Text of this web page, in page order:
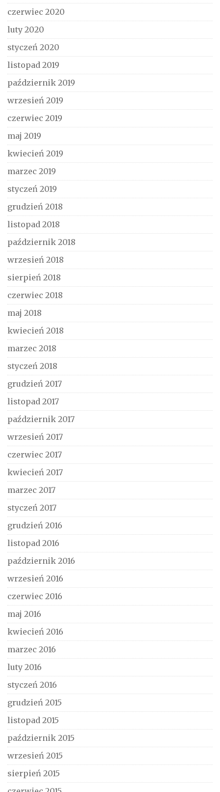
czerwiec 2020
luty 2020
styczeń 2020
listopad 2019
październik 2019
wrzesień 2019
czerwiec 2019
maj 2019
kwiecień 2019
marzec 2019
styczeń 2019
grudzień 2018
listopad 2018
październik 2018
wrzesień 2018
sierpień 2018
czerwiec 2018
maj 2018
kwiecień 2018
marzec 2018
styczeń 2018
grudzień 2017
listopad 2017
październik 2017
wrzesień 2017
czerwiec 2017
kwiecień 2017
marzec 2017
styczeń 2017
grudzień 2016
listopad 2016
październik 2016
wrzesień 2016
czerwiec 2016
maj 2016
kwiecień 2016
marzec 2016
luty 2016
styczeń 2016
grudzień 2015
listopad 2015
październik 2015
wrzesień 2015
sierpień 2015